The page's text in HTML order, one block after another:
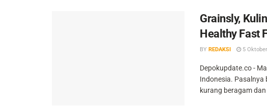
Grainsly,
Healthy Fast
BY REDAKSI 5
Depokupdate.co -
Indonesia. Pasalnya
kurang beragam